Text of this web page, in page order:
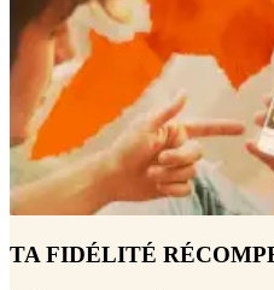
TA FIDÉLITÉ